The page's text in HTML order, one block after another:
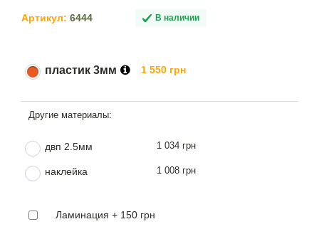
Артикул: 6444 В наличии
пластик 3мм 1 550 грн
двп 2.5мм 1 034 грн
наклейка 1 008 грн
Ламинация + 150 грн